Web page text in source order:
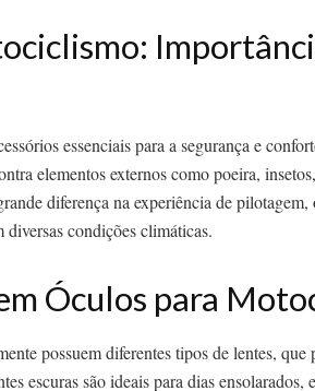
essenciais para a segurança e
elementos externos como poeira,
diferença na experiência de pilotagem,
condições climáticas.
Óculos para
possuem diferentes tipos de lentes, que
escuras são ideais para dias ensolarados,